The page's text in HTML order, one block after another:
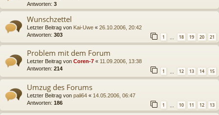
Antworten: 3
Wunschzettel
Letzter Beitrag von Kai-Uwe « 26.10.2006, 20:42
Antworten: 303 1 … 18 19 20 21
Problem mit dem Forum
Letzter Beitrag von Coren-7 « 11.09.2006, 13:38
Antworten: 214 1 12 13 14 15
Umzug des Forums
Letzter Beitrag von pali64 « 14.05.2006, 06:47
Antworten: 186 1 10 11 12 13